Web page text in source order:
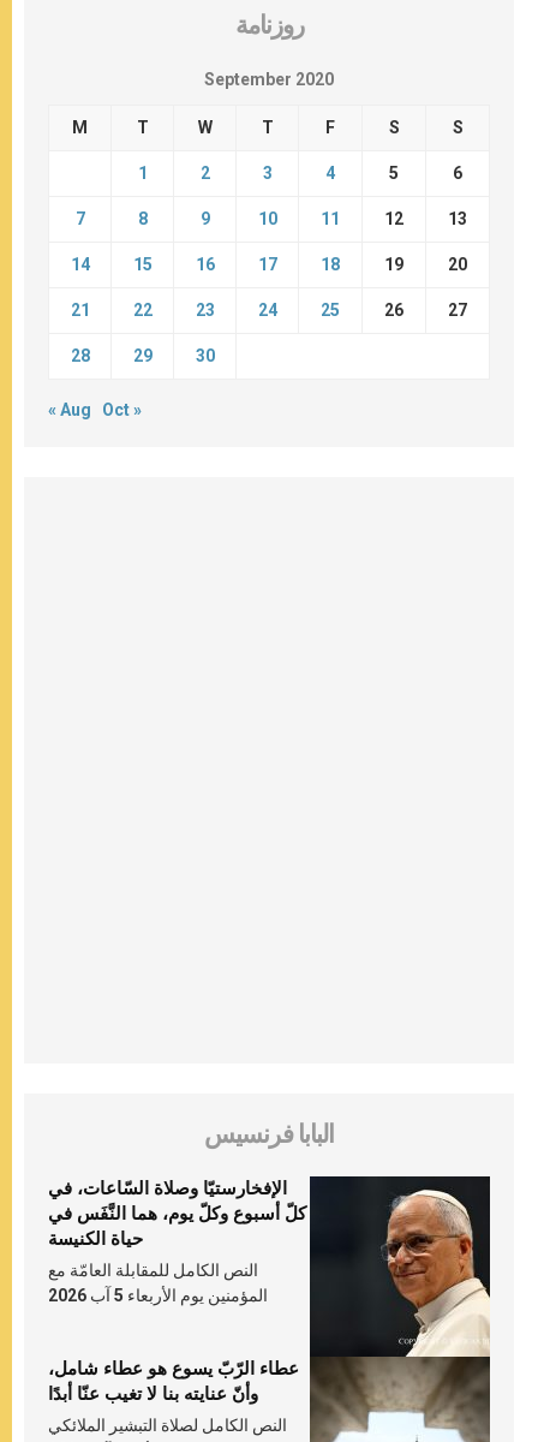
روزنامة
September 2020
M T W T F S S
1 2 3 4 5 6
7 8 9 10 11 12 13
14 15 16 17 18 19 20
21 22 23 24 25 26 27
28 29 30
« Aug Oct »
البابا فرنسيس
الإفخارستيّا وصلاة السّاعات، في
كلّ أسبوع وكلّ يوم، هما النَّفَس في
حياة الكنيسة
النص الكامل للمقابلة العامّة مع
المؤمنين يوم الأربعاء 5 آب 2026
عطاء الرّبّ يسوع هو عطاء شامل،
وأنّ عنايته بنا لا تغيب عنّا أبدًا
النص الكامل لصلاة التبشير الملائكي